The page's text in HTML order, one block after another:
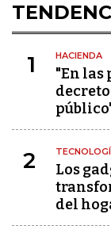
1 HACIENDA
"En
2
Los
del